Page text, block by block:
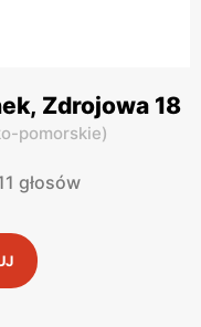
Zdrojowa 18
pomorskie)
głosów